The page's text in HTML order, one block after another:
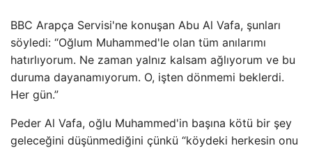
BBC Arapça Servisi'ne konuşan Abu Al Vafa, şunları
söyledi: “Oğlum Muhammed'le olan tüm anılarımı
hatırlıyorum. Ne zaman yalnız kalsam ağlıyorum ve bu
duruma dayanamıyorum. O, işten dönmemi beklerdi.
Her gün.”
Peder Al Vafa, oğlu Muhammed'in başına kötü bir şey
geleceğini düşünmediğini çünkü “köydeki herkesin onu